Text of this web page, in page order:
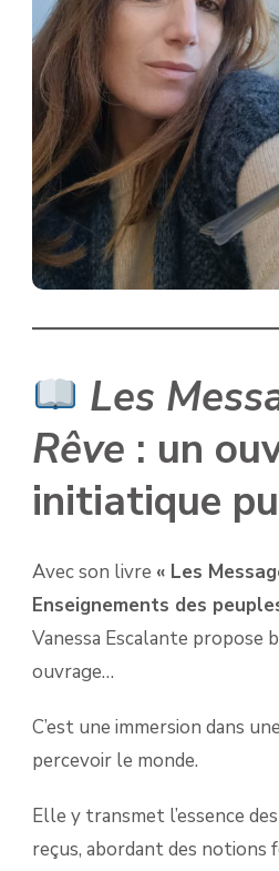
Les
Rêve : un
initiatique
Avec son livre « Les
Enseignements des
Vanessa Escalante propose
ouvrage…
C’est une immersion dans
percevoir le monde.
Elle y transmet l’essence
reçus, abordant des notions